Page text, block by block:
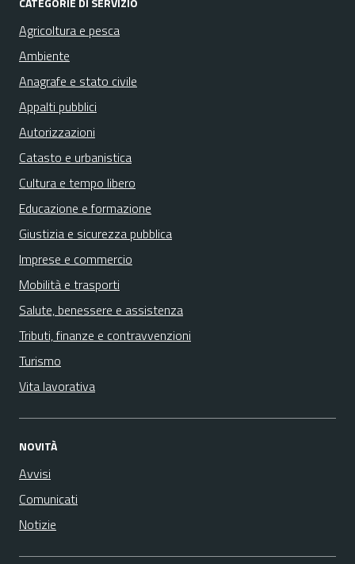
Agricoltura e pesca
Ambiente
Anagrafe e stato civile
Appalti pubblici
Autorizzazioni
Catasto e urbanistica
Cultura e tempo libero
Educazione e formazione
Giustizia e sicurezza pubblica
Imprese e commercio
Mobilità e trasporti
Salute, benessere e assistenza
Tributi, finanze e contravvenzioni
Turismo
Vita lavorativa
NOVITÀ
Avvisi
Comunicati
Notizie